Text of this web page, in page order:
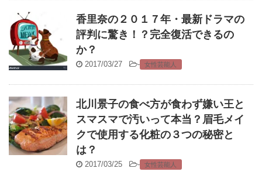
香里奈の２０１７年・最新ドラマの
評判に驚き！？完全復活できるの
か？
2017/03/27 - 女性芸能人
北川景子の食べ方が食わず嫌い王と
スマスマで汚いって本当？眉毛メイ
クで使用する化粧の３つの秘密と
は？
2017/03/25 - 女性芸能人